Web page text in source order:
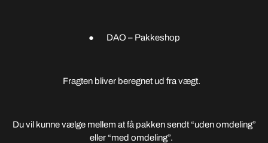
● DAO – Pakkeshop
Fragten bliver beregnet ud fra vægt.
Du vil kunne vælge mellem at få pakken sendt “uden omdeling”
eller “med omdeling”.